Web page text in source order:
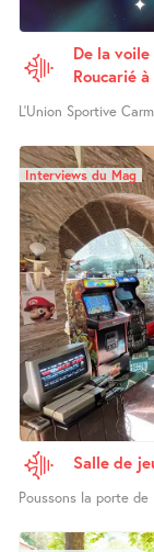
De la
Roucarié
L’Union Sportive
Interviews du Mag
Salle de
Poussons la porte